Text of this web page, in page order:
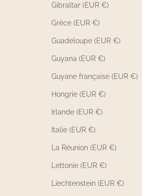
Gibraltar (EUR €)
Grèce (EUR €)
Guadeloupe (EUR €)
Guyana (EUR €)
Guyane française (EUR €)
Hongrie (EUR €)
Irlande (EUR €)
Italie (EUR €)
La Réunion (EUR €)
Lettonie (EUR €)
Liechtenstein (EUR €)